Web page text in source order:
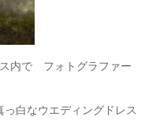
内で フォトグラファー
白なウエディングドレス